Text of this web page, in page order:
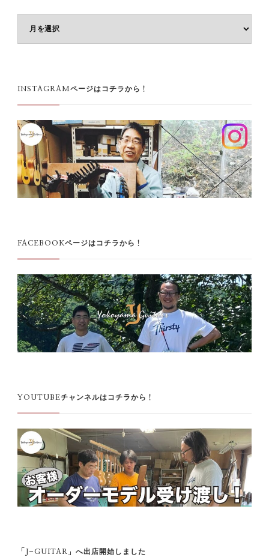
ブ
INSTAGRAMページはコチラから！
FACEBOOKページはコチラから！
YOUTUBEチャンネルはコチラから！
「J-GUITAR」へ出店開始しました